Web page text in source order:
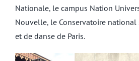
Nationale, le campus Nation
Nouvelle, le Conservatoire
et de danse de Paris.